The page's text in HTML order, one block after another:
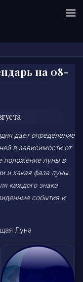
на 08-
дает определение
в зависимости от
положение луны в
и какая фаза луны.
каждого знака
события и
Луна